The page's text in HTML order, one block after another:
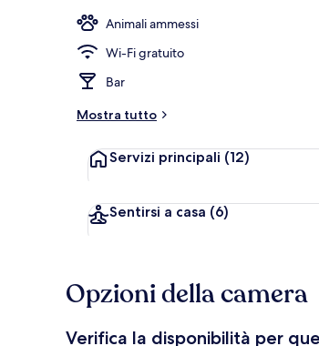
Animali ammessi
Wi-Fi gratuito
Bar
Mostra tutto
Servizi principali (12)
Sentirsi a casa (6)
Opzioni della camera
Verifica la disponibilità per